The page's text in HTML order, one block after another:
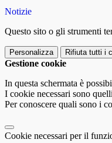
Notizie
Questo sito o gli strumenti
Personalizza Rifiuta tutti i
Gestione cookie
In questa schermata è
I cookie necessari sono
Per conoscere quali sono i
Cookie necessari per il